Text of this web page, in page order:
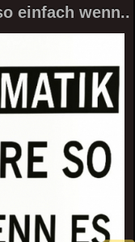
einfach wenn..